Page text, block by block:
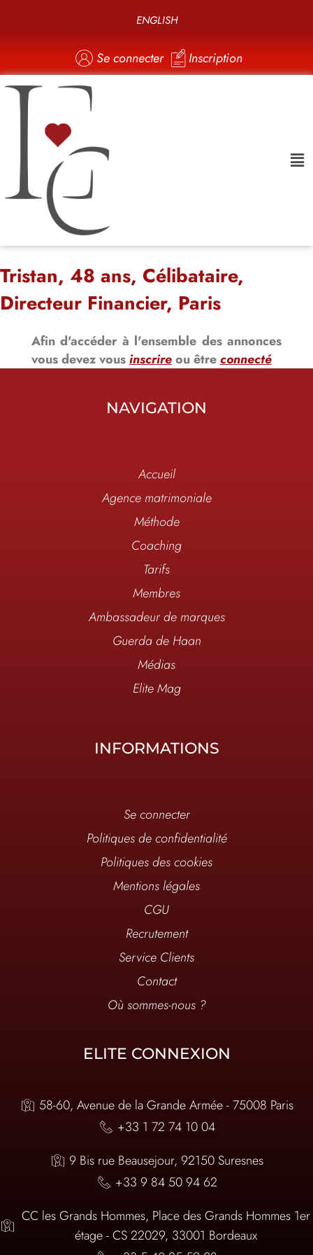
ENGLISH
Se connecter Inscription
Tristan, 48 ans, Célibataire,
Directeur Financier, Paris
Afin d'accéder à l'ensemble des annonces
vous devez vousinscrireou êtreconnecté
NAVIGATION
Accueil
Agence matrimoniale
Méthode
Coaching
Tarifs
Membres
Ambassadeur de marques
Guerda de Haan
Médias
Elite Mag
INFORMATIONS
Se connecter
Politiques de confidentialité
Politiques des cookies
Mentions légales
CGU
Recrutement
Service Clients
Contact
Où sommes-nous ?
ELITE CONNEXION
58-60, Avenue de la Grande Armée - 75008 Paris
+33 1 72 74 10 04
9 Bis rue Beausejour, 92150 Suresnes
+33 9 84 50 94 62
CC les Grands Hommes, Place des Grands Hommes 1er
étage - CS 22029, 33001 Bordeaux